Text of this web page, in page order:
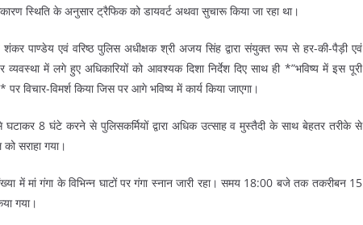
स्थिति के अनुसार ट्रैफिक को डायवर्ट अथवा सुचारू किया जा रहा था।
पाण्डेय एवं वरिष्ठ पुलिस अधीक्षक श्री अजय सिंह द्वारा संयुक्त रूप से हर-की-पैड़ी एवं
में लगे हुए अधिकारियों को आवश्यक दिशा निर्देश दिए साथ ही *”भविष्य में इस पूरी
विचार-विमर्श किया जिस पर आगे भविष्य में कार्य किया जाएगा।
घटाकर 8 घंटे करने से पुलिसकर्मियों द्वारा अधिक उत्साह व मुस्तैदी के साथ बेहतर तरीके से
सराहा गया।
में मां गंगा के विभिन्न घाटों पर गंगा स्नान जारी रहा। समय 18:00 बजे तक तकरीबन 15
गया।